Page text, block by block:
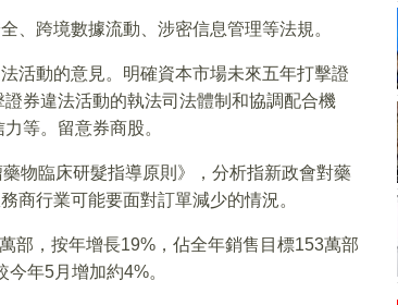
、跨境數據流動、涉密信息管理等法規。
活動的意見。明確資本市場未來五年打擊證
券違法活動的執法司法體制和協調配合機
等。留意券商股。
物臨床研髮指導原則》，分析指新政會對藥
商行業可能要面對訂單減少的情況。
部，按年增長19%，佔全年銷售目標153萬部
年5月增加約4%。